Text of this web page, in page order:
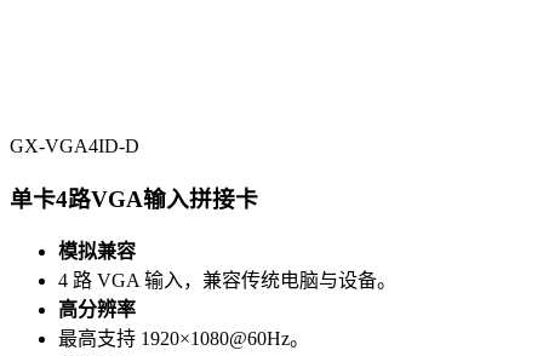
GX-VGA4ID-D
单卡4路VGA输入拼接卡
模拟兼容
4 路 VGA 输入，兼容传统电脑与设备。
高分辨率
最高支持 1920×1080@60Hz。